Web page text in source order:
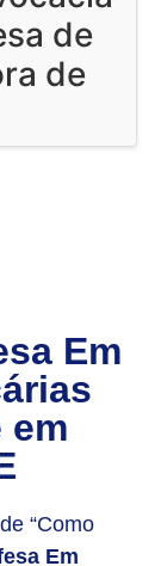
de
de
Em
em
“Como
Em